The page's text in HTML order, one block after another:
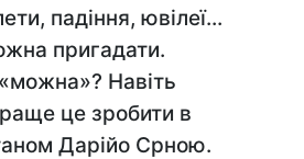
падіння, ювілеї...
пригадати.
Навіть
це зробити в
Дарійо Срною.